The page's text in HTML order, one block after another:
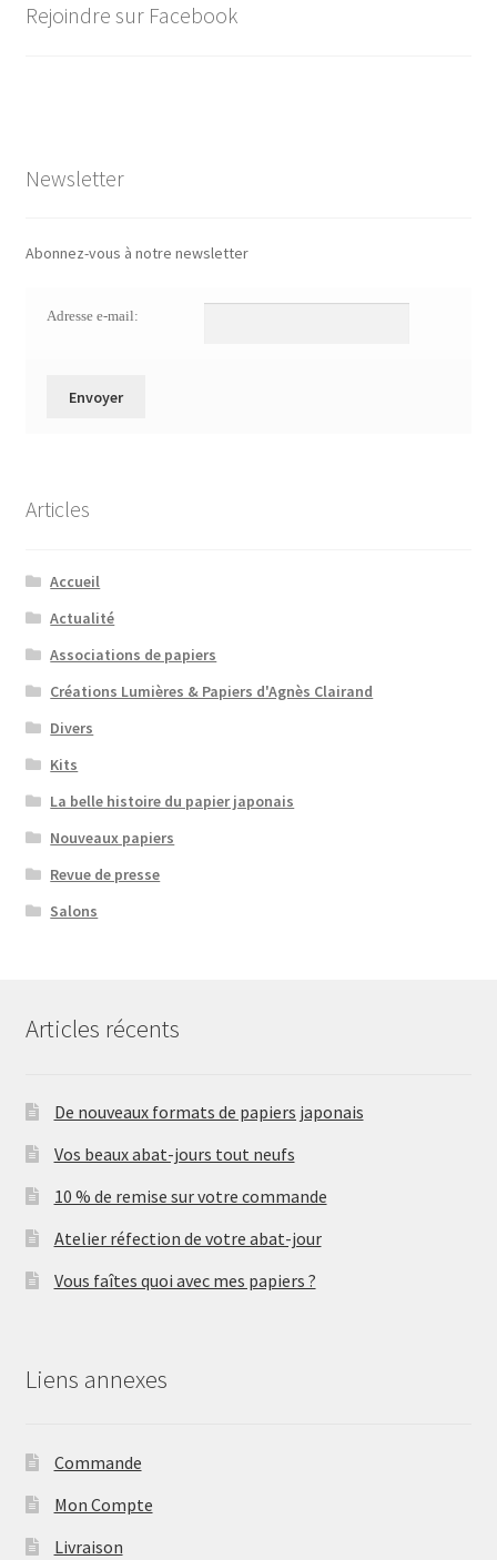
Rejoindre sur Facebook
Newsletter
Abonnez-vous à notre newsletter
Adresse e-mail:
Articles
Accueil
Actualité
Associations de papiers
Créations Lumières & Papiers d'Agnès Clairand
Divers
Kits
La belle histoire du papier japonais
Nouveaux papiers
Revue de presse
Salons
Articles récents
De nouveaux formats de papiers japonais
Vos beaux abat-jours tout neufs
10 % de remise sur votre commande
Atelier réfection de votre abat-jour
Vous faîtes quoi avec mes papiers ?
Liens annexes
Commande
Mon Compte
Livraison